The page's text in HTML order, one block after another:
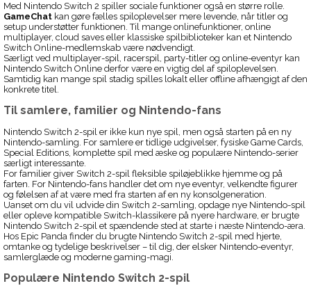
Med Nintendo Switch 2 spiller sociale funktioner også en større rolle.
GameChat kan gøre fælles spiloplevelser mere levende, når titler og
setup understøtter funktionen. Til mange onlinefunktioner, online
multiplayer, cloud saves eller klassiske spilbiblioteker kan et Nintendo
Switch Online-medlemskab være nødvendigt.
Særligt ved multiplayer-spil, racerspil, party-titler og online-eventyr kan
Nintendo Switch Online derfor være en vigtig del af spiloplevelsen.
Samtidig kan mange spil stadig spilles lokalt eller offline afhængigt af den
konkrete titel.
Til samlere, familier og Nintendo-fans
Nintendo Switch 2-spil er ikke kun nye spil, men også starten på en ny
Nintendo-samling. For samlere er tidlige udgivelser, fysiske Game Cards,
Special Editions, komplette spil med æske og populære Nintendo-serier
særligt interessante.
For familier giver Switch 2-spil fleksible spiløjeblikke hjemme og på
farten. For Nintendo-fans handler det om nye eventyr, velkendte figurer
og følelsen af at være med fra starten af en ny konsolgeneration.
Uanset om du vil udvide din Switch 2-samling, opdage nye Nintendo-spil
eller opleve kompatible Switch-klassikere på nyere hardware, er brugte
Nintendo Switch 2-spil et spændende sted at starte i næste Nintendo-æra.
Hos Epic Panda finder du brugte Nintendo Switch 2-spil med hjerte,
omtanke og tydelige beskrivelser – til dig, der elsker Nintendo-eventyr,
samlerglæde og moderne gaming-magi.
Populære Nintendo Switch 2-spil